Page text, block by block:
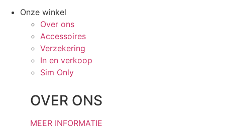
Onze winkel
Over ons
Accessoires
Verzekering
In en verkoop
Sim Only
OVER ONS
MEER INFORMATIE